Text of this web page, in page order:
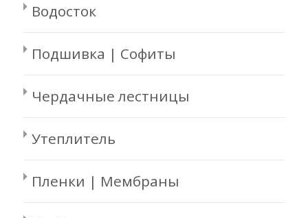
Водосток
Подшивка | Софиты
Чердачные лестницы
Утеплитель
Пленки | Мембраны